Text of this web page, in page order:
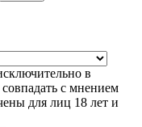
в
с мнением
для лиц 18 лет и